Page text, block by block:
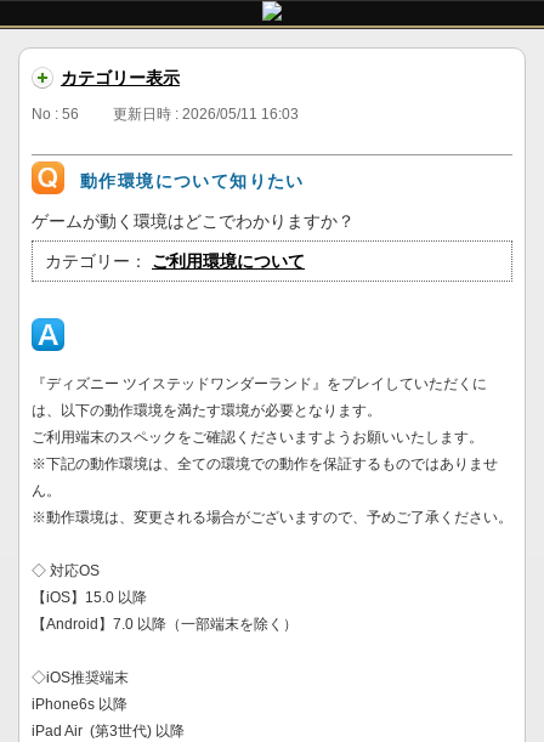
カテゴリー表示
No : 56 更新日時 : 2026/05/11 16:03
動作環境について知りたい
ゲームが動く環境はどこでわかりますか？
カテゴリー： ご利用環境について
『ディズニー ツイステッドワンダーランド』をプレイしていただくに
は、以下の動作環境を満たす環境が必要となります。
ご利用端末のスペックをご確認くださいますようお願いいたします。
※下記の動作環境は、全ての環境での動作を保証するものではありませ
ん。
※動作環境は、変更される場合がございますので、予めご了承ください。
◇ 対応OS
【iOS】15.0 以降
【Android】7.0 以降（一部端末を除く）
◇iOS推奨端末
iPhone6s 以降
iPad Air (第3世代) 以降